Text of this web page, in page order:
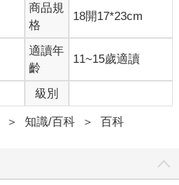
商品規
格
18開17*23cm
適讀年
齡
11~15歲適讀
級別
＞ 知識/百科 ＞ 百科